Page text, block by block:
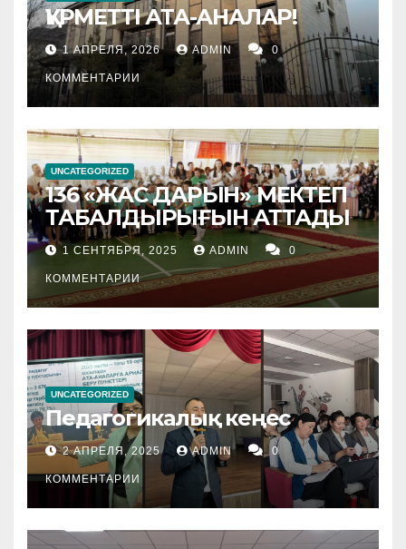
ҚҰРМЕТТІ АТА-АНАЛАР!
1 АПРЕЛЯ, 2026 ADMIN 0
КОММЕНТАРИИ
UNCATEGORIZED
136 «ЖАС ДАРЫН» МЕКТЕП
ТАБАЛДЫРЫҒЫН АТТАДЫ
1 СЕНТЯБРЯ, 2025 ADMIN 0
КОММЕНТАРИИ
UNCATEGORIZED
Педагогикалық кеңес
2 АПРЕЛЯ, 2025 ADMIN 0
КОММЕНТАРИИ